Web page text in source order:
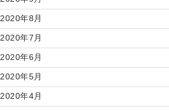
2020年8月
2020年7月
2020年6月
2020年5月
2020年4月